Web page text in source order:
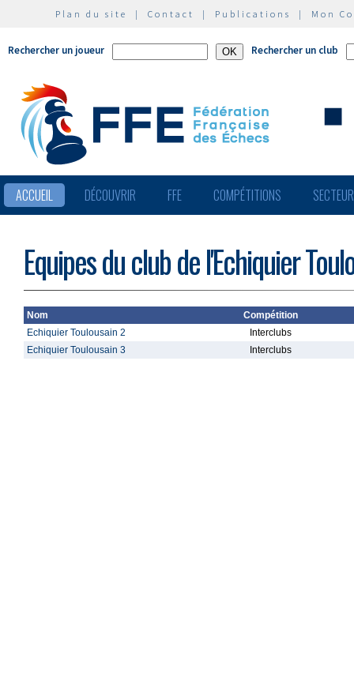
Plan du site | Contact | Publications | Mon
Rechercher un joueur Rechercher un club
ACCUEIL DÉCOUVRIR FFE COMPÉTITIONS
Equipes du club de l'Echiquier
Nom
Compétition
Echiquier Toulousain 2
Interclubs
Echiquier Toulousain 3
Interclubs